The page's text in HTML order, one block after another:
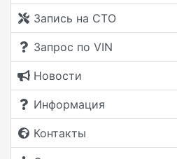
Запись на СТО
Запрос по VIN
Новости
Информация
Контакты